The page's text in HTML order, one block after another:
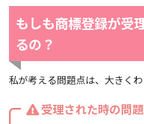
もしも商標登録が受
るの？
私が考える問題点は、大きくわ
受理された時の問題